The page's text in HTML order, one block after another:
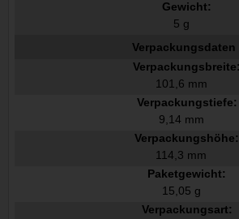
Gewicht:
5 g
Verpackungsdaten
Verpackungsbreite:
101,6 mm
Verpackungstiefe:
9,14 mm
Verpackungshöhe:
114,3 mm
Paketgewicht:
15,05 g
Verpackungsart: